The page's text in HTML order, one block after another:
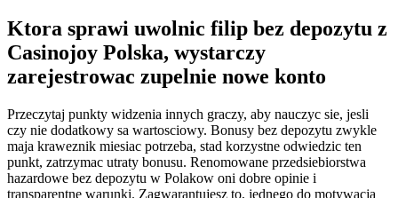
Ktora sprawi uwolnic filip bez depozytu z
Casinojoy Polska, wystarczy
zarejestrowac zupelnie nowe konto
Przeczytaj punkty widzenia innych graczy, aby nauczyc sie, jesli
czy nie dodatkowy sa wartosciowy. Bonusy bez depozytu zwykle
maja kraweznik miesiac potrzeba, stad korzystne odwiedzic ten
punkt, zatrzymac utraty bonusu. Renomowane przedsiebiorstwa
hazardowe bez depozytu w Polakow oni dobre opinie i
transparentne warunki. Zagwarantujesz to, jednego do motywacja